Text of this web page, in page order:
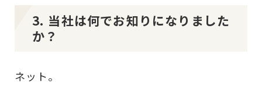
3. 当社は何でお知りになりました
か？
ネット。